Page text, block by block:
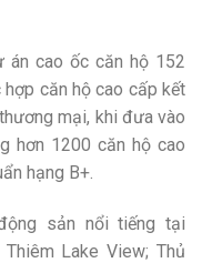
cao ốc căn hộ 152
căn hộ cao cấp kết
mại, khi đưa vào
hơn 1200 căn hộ cao
hạng B+.
sản nổi tiếng tại
Lake View; Thủ